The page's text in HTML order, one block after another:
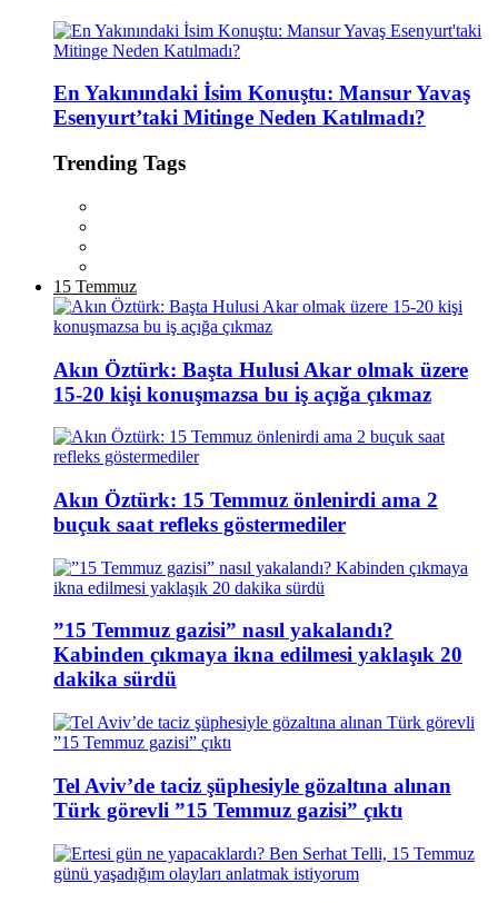
En Yakınındaki İsim Konuştu: Mansur Yavaş
Esenyurt’taki Mitinge Neden Katılmadı?
Trending Tags
15 Temmuz
Akın Öztürk: Başta Hulusi Akar olmak üzere
15-20 kişi konuşmazsa bu iş açığa çıkmaz
Akın Öztürk: 15 Temmuz önlenirdi ama 2
buçuk saat refleks göstermediler
”15 Temmuz gazisi” nasıl yakalandı?
Kabinden çıkmaya ikna edilmesi yaklaşık 20
dakika sürdü
Tel Aviv’de taciz şüphesiyle gözaltına alınan
Türk görevli ”15 Temmuz gazisi” çıktı